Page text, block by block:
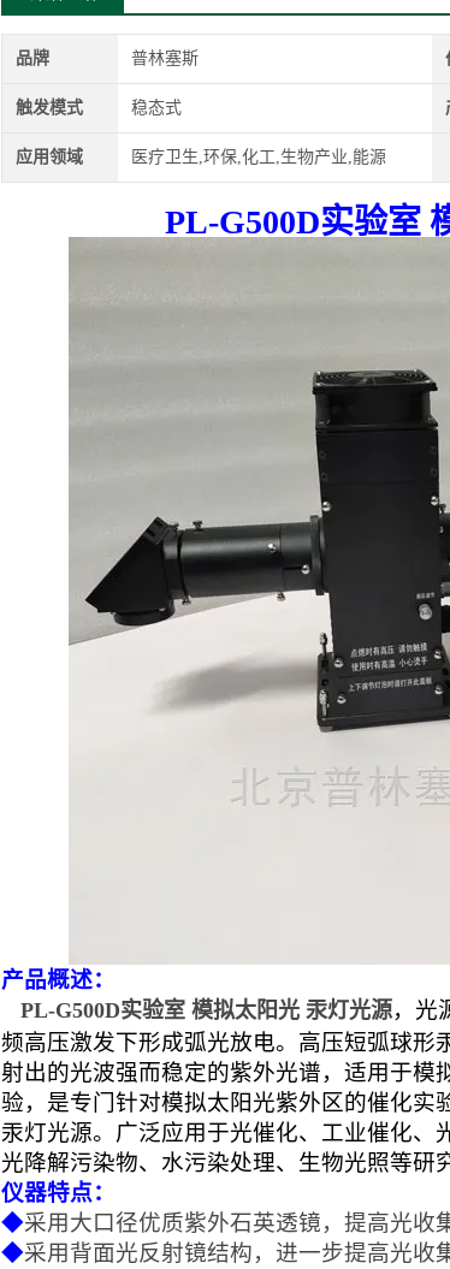
品牌 普林塞斯
触发模式 稳态式
应用领域 医疗卫生,环保,化工,生物产业,能源
PL-G500D实验室
产品概述：
PL-G500D实验室 模拟太阳光 汞灯光源， 光
频高压激发下形成弧光放电。高压短弧球形
射出的光波强而稳定的紫外光谱，适用于模
验， 是专门针对模拟太阳光紫外区的催化实
汞灯光源。 广泛应用于光催化、工业催化、
光降解污染物、水污染处理、生物光照等研
仪器特点：
◆采用大口径优质紫外石英透镜，提高光收
◆采用背面光反射镜结构，进一步提高光收